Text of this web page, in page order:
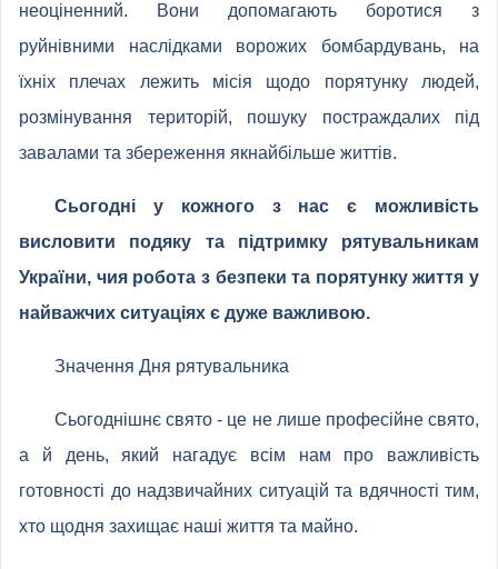
неоціненний. Вони допомагають боротися з
руйнівними наслідками ворожих бомбардувань, на
їхніх плечах лежить місія щодо порятунку людей,
розмінування територій, пошуку постраждалих під
завалами та збереження якнайбільше життів.
Сьогодні у кожного з нас є можливість
висловити подяку та підтримку рятувальникам
України, чия робота з безпеки та порятунку життя у
найважчих ситуаціях є дуже важливою.
Значення Дня рятувальника
Сьогоднішнє свято - це не лише професійне свято,
а й день, який нагадує всім нам про важливість
готовності до надзвичайних ситуацій та вдячності тим,
хто щодня захищає наші життя та майно.